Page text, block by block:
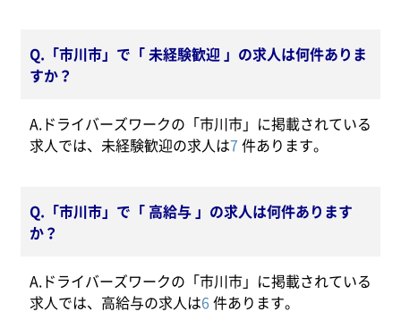
Q.「市川市」で「 未経験歓迎 」の求人は何件ありま
すか？
A.ドライバーズワークの「市川市」に掲載されている
求人では、未経験歓迎の求人は7 件あります。
Q.「市川市」で「 高給与 」の求人は何件あります
か？
A.ドライバーズワークの「市川市」に掲載されている
求人では、高給与の求人は6 件あります。